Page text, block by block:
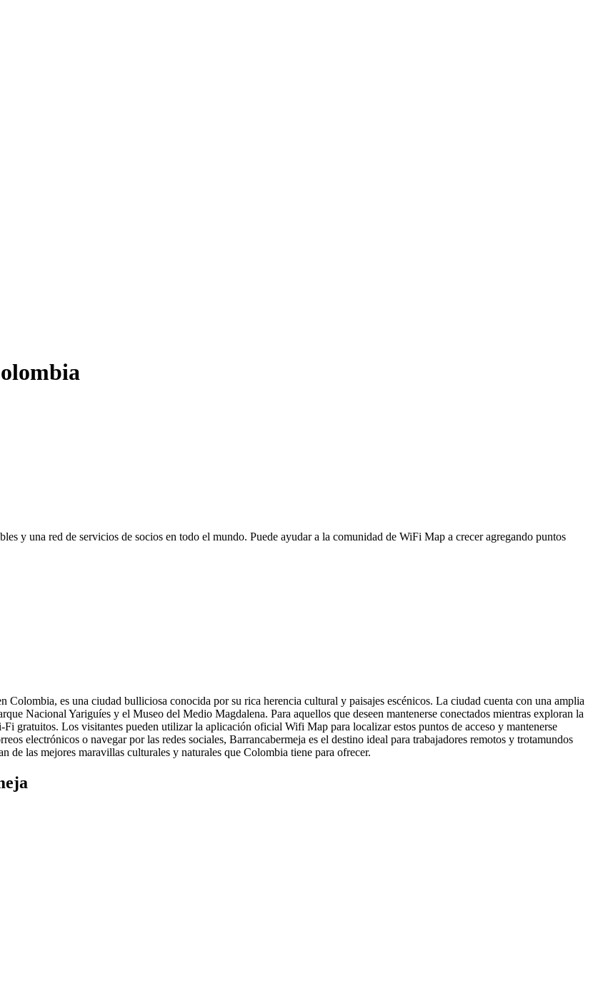
y una red de servicios de socios en todo el mundo. Puede ayudar a la comunidad de WiFi Map a crecer agregando puntos
Colombia, es una ciudad bulliciosa conocida por su rica herencia cultural y paisajes escénicos. La ciudad cuenta con una amplia
Nacional Yariguíes y el Museo del Medio Magdalena. Para aquellos que deseen mantenerse conectados mientras exploran la
gratuitos. Los visitantes pueden utilizar la aplicación oficial Wifi Map para localizar estos puntos de acceso y mantenerse
electrónicos o navegar por las redes sociales, Barrancabermeja es el destino ideal para trabajadores remotos y trotamundos
de las mejores maravillas culturales y naturales que Colombia tiene para ofrecer.